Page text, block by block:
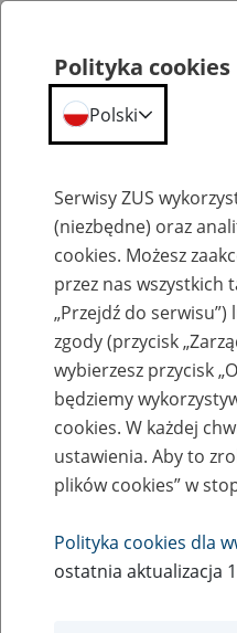
Aktualności
Polacy
jest w ZUS
21
grudnia
2017
Polityka cookies
Polski
Serwisy ZUS
(niezbędne) oraz
cookies. Możesz
przez nas wszystkich
„Przejdź do
zgody (przycisk
wybierzesz przycisk
będziemy
cookies. W każdej
ustawienia. Aby to
plików cookies” w
Polityka cookies dla
ostatnia aktualizacja